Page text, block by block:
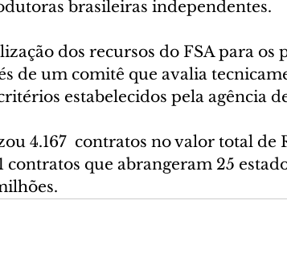
brasileiras independentes.
dos recursos do FSA para os
de um comitê que avalia
estabelecidos pela agência
4.167  contratos no valor total de
contratos que abrangeram 25